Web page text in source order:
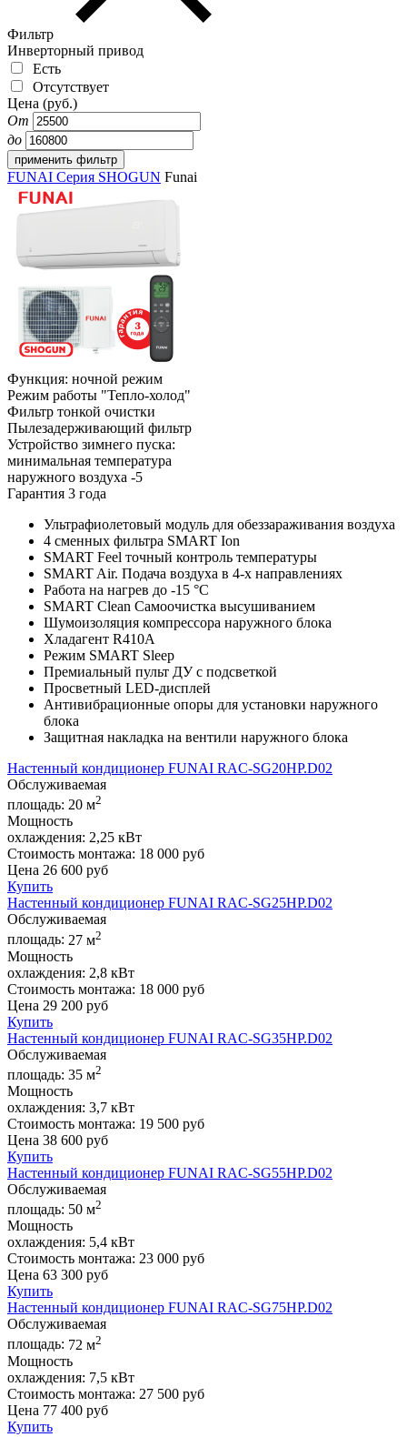
Фильтр
Инверторный привод
Есть
Отсутствует
Цена (руб.)
От
до
FUNAI Серия SHOGUN Funai
Функция: ночной режим
Режим работы "Тепло-холод"
Фильтр тонкой очистки
Пылезадерживающий фильтр
Устройство зимнего пуска:
минимальная температура
наружного воздуха -5
Гарантия 3 года
Ультрафиолетовый модуль для обеззараживания воздуха
4 сменных фильтра SMART Ion
SMART Feel точный контроль температуры
SMART Air. Подача воздуха в 4-х направлениях
Работа на нагрев до -15 °С
SMART Clean Самоочистка высушиванием
Шумоизоляция компрессора наружного блока
Хладагент R410A
Режим SMART Sleep
Премиальный пульт ДУ с подсветкой
Просветный LED-дисплей
Антивибрационные опоры для установки наружного
блока
Защитная накладка на вентили наружного блока
Настенный кондиционер FUNAI RAC-SG20HP.D02
Обслуживаемая
площадь: 20 м2
Мощность
охлаждения: 2,25 кВт
Стоимость монтажа: 18 000 руб
Цена 26 600 руб
Купить
Настенный кондиционер FUNAI RAC-SG25HP.D02
Обслуживаемая
площадь: 27 м2
Мощность
охлаждения: 2,8 кВт
Стоимость монтажа: 18 000 руб
Цена 29 200 руб
Купить
Настенный кондиционер FUNAI RAC-SG35HP.D02
Обслуживаемая
площадь: 35 м2
Мощность
охлаждения: 3,7 кВт
Стоимость монтажа: 19 500 руб
Цена 38 600 руб
Купить
Настенный кондиционер FUNAI RAC-SG55HP.D02
Обслуживаемая
площадь: 50 м2
Мощность
охлаждения: 5,4 кВт
Стоимость монтажа: 23 000 руб
Цена 63 300 руб
Купить
Настенный кондиционер FUNAI RAC-SG75HP.D02
Обслуживаемая
площадь: 72 м2
Мощность
охлаждения: 7,5 кВт
Стоимость монтажа: 27 500 руб
Цена 77 400 руб
Купить